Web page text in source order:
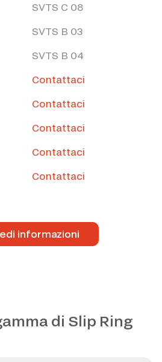
SVTS C 08
SVTS B 03
SVTS B 04
Contattaci
Contattaci
Contattaci
Contattaci
Contattaci
informazioni
di Slip Ring